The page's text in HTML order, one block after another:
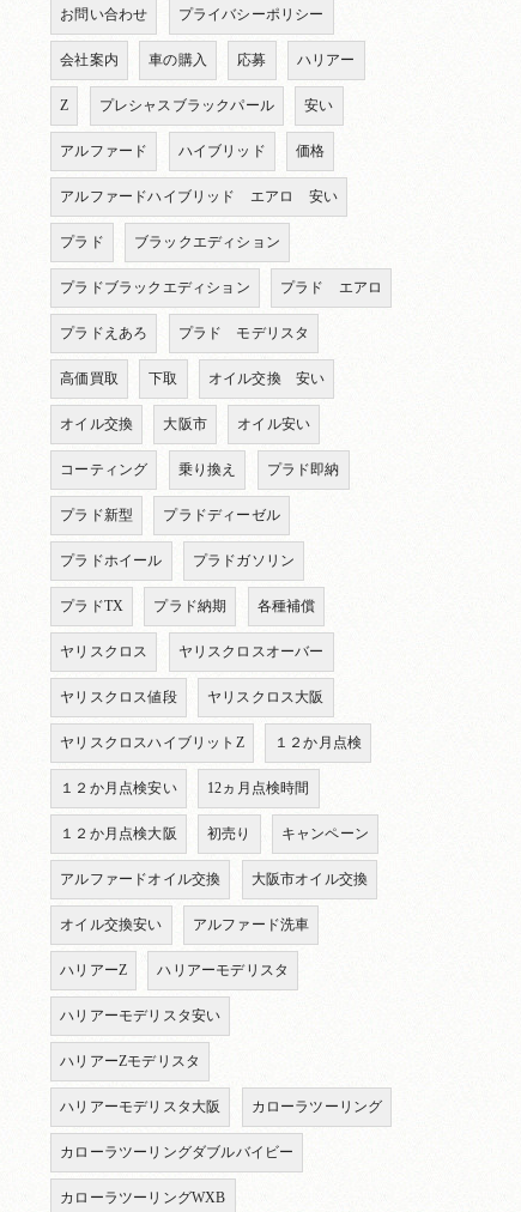
お問い合わせ プライバシーポリシー
会社案内 車の購入 応募 ハリアー
Z プレシャスブラックパール 安い
アルファード ハイブリッド 価格
アルファードハイブリッド エアロ 安い
プラド ブラックエディション
プラドブラックエディション プラド エアロ
プラドえあろ プラド モデリスタ
高価買取 下取 オイル交換 安い
オイル交換 大阪市 オイル安い
コーティング 乗り換え プラド即納
プラド新型 プラドディーゼル
プラドホイール プラドガソリン
プラドTX プラド納期 各種補償
ヤリスクロス ヤリスクロスオーバー
ヤリスクロス値段 ヤリスクロス大阪
ヤリスクロスハイブリットZ １２か月点検
１２か月点検安い 12ヵ月点検時間
１２か月点検大阪 初売り キャンペーン
アルファードオイル交換 大阪市オイル交換
オイル交換安い アルファード洗車
ハリアーZ ハリアーモデリスタ
ハリアーモデリスタ安い
ハリアーZモデリスタ
ハリアーモデリスタ大阪 カローラツーリング
カローラツーリングダブルバイビー
カローラツーリングWXB